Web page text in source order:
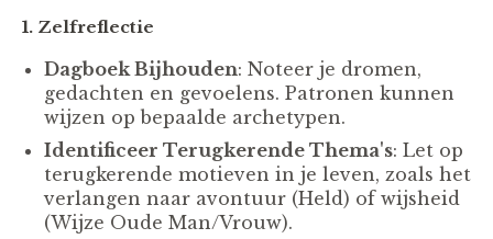
1. Zelfreflectie
Dagboek Bijhouden: Noteer je dromen,
gedachten en gevoelens. Patronen kunnen
wijzen op bepaalde archetypen.
Identificeer Terugkerende Thema's: Let op
terugkerende motieven in je leven, zoals het
verlangen naar avontuur (Held) of wijsheid
(Wijze Oude Man/Vrouw).